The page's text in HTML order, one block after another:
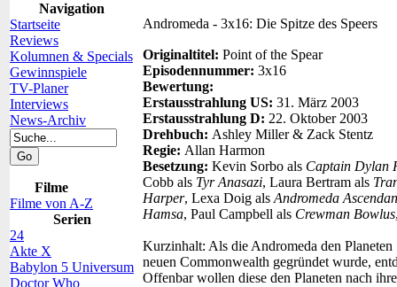
Navigation
Startseite
Reviews
Kolumnen & Specials
Gewinnspiele
TV-Planer
Interviews
News-Archiv
Filme
Filme von A-Z
Serien
24
Akte X
Babylon 5 Universum
Doctor Who
Andromeda - 3x16: Die Spitze des Speers
Originaltitel: Point of the Spear
Episodennummer: 3x16
Bewertung:
Erstausstrahlung US: 31. März 2003
Erstausstrahlung D: 22. Oktober 2003
Drehbuch: Ashley Miller & Zack Stentz
Regie: Allan Harmon
Besetzung: Kevin Sorbo als Captain Dylan
Cobb als Tyr Anasazi, Laura Bertram als
Harper, Lexa Doig als Andromeda
Hamsa, Paul Campbell als Crewman Bowlus
Kurzinhalt: Als die Andromeda den
neuen Commonwealth gegründet wurde,
Offenbar wollen diese den Planeten nach